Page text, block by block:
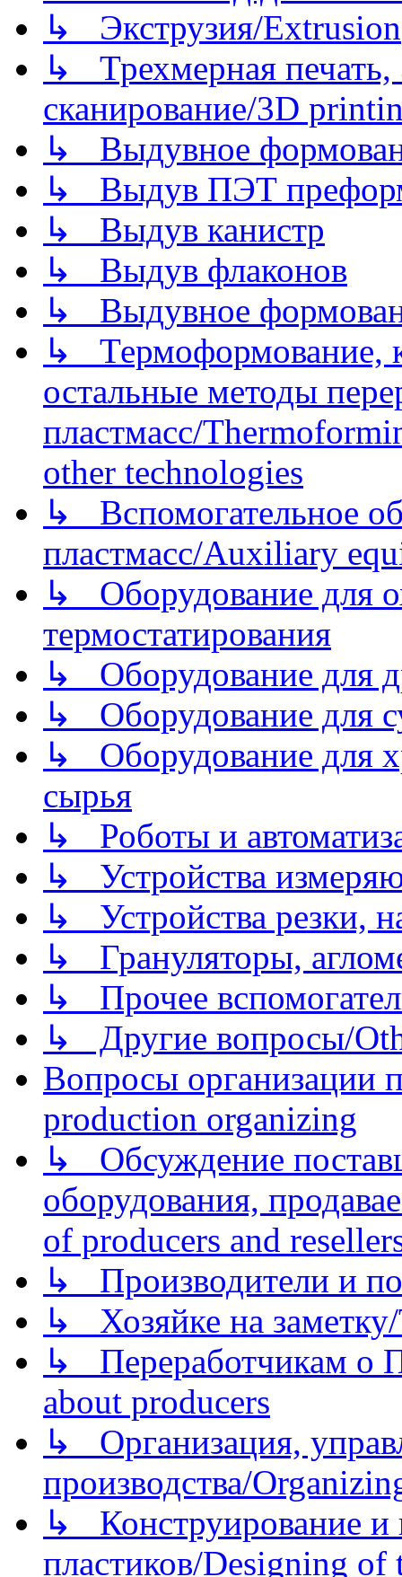
↳ Экструзия/Extrusion
↳ Трехмерная
сканирование/3D
↳ Выдувное
↳ Выдув ПЭТ
↳ Выдув канистр
↳ Выдув флаконов
↳ Выдувное
↳ Термоформование,
остальные методы
пластмасс/
other technologies
↳ Вспомогательное
пластмасс/Auxiliary
↳ Оборудование для
термостатирования
↳ Оборудование для
↳ Оборудование для
↳ Оборудование для
сырья
↳ Роботы и
↳ Устройства
↳ Устройства резки,
↳ Грануляторы,
↳ Прочее
↳ Другие вопросы/
Вопросы организации
production organizing
↳ Обсуждение
оборудования,
of producers and
↳ Производители и
↳ Хозяйке на
↳ Переработчикам о
about producers
↳ Организация,
производства/
↳ Конструирование и
пластиков/Designing of